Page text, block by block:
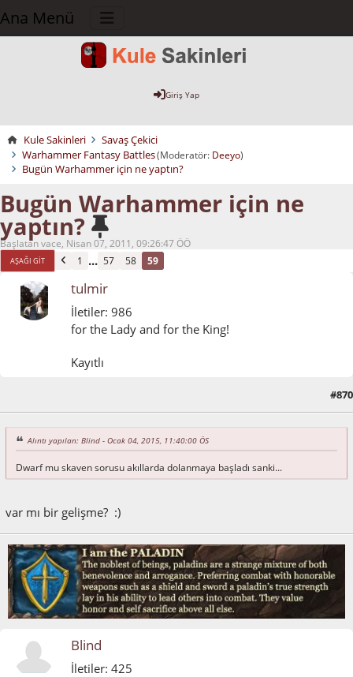
Ana Menü
Giriş Yap
Kule Sakinleri
Savaş Çekici
Warhammer Fantasy Battles(Moderatör: Deeyo)
Bugün Warhammer için ne yaptın?
Bugün Warhammer için ne
yaptın?
Başlatan vace, Nisan 07, 2011, 09:26:47 ÖÖ
AŞAĞI GIT 1 ... 57 58 59
tulmir
İletiler: 986
for the Lady and for the King!
Kayıtlı
#870
Alıntı yapılan: Blind - Ocak 04, 2015, 11:40:00 ÖS
Dwarf mu skaven sorusu akıllarda dolanmaya başladı sanki...
var mı bir gelişme? :)
Blind
İletiler: 425